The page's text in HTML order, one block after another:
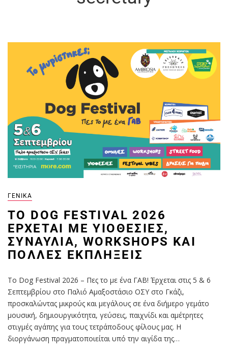
ΓΕΝΙΚΆ
ΤΟ DOG FESTIVAL 2026
ΈΡΧΕΤΑΙ ΜΕ ΥΙΟΘΕΣΊΕΣ,
ΣΥΝΑΥΛΊΑ, WORKSHOPS ΚΑΙ
ΠΟΛΛΈΣ ΕΚΠΛΉΞΕΙΣ
Το Dog Festival 2026 – Πες το με ένα ΓΑΒ! Έρχεται στις 5 & 6
Σεπτεμβρίου στο Παλιό Αμαξοστάσιο ΟΣΥ στο Γκάζι,
προσκαλώντας μικρούς και μεγάλους σε ένα διήμερο γεμάτο
μουσική, δημιουργικότητα, γεύσεις, παιχνίδι και αμέτρητες
στιγμές αγάπης για τους τετράποδους φίλους μας. Η
διοργάνωση πραγματοποιείται υπό την αιγίδα της…